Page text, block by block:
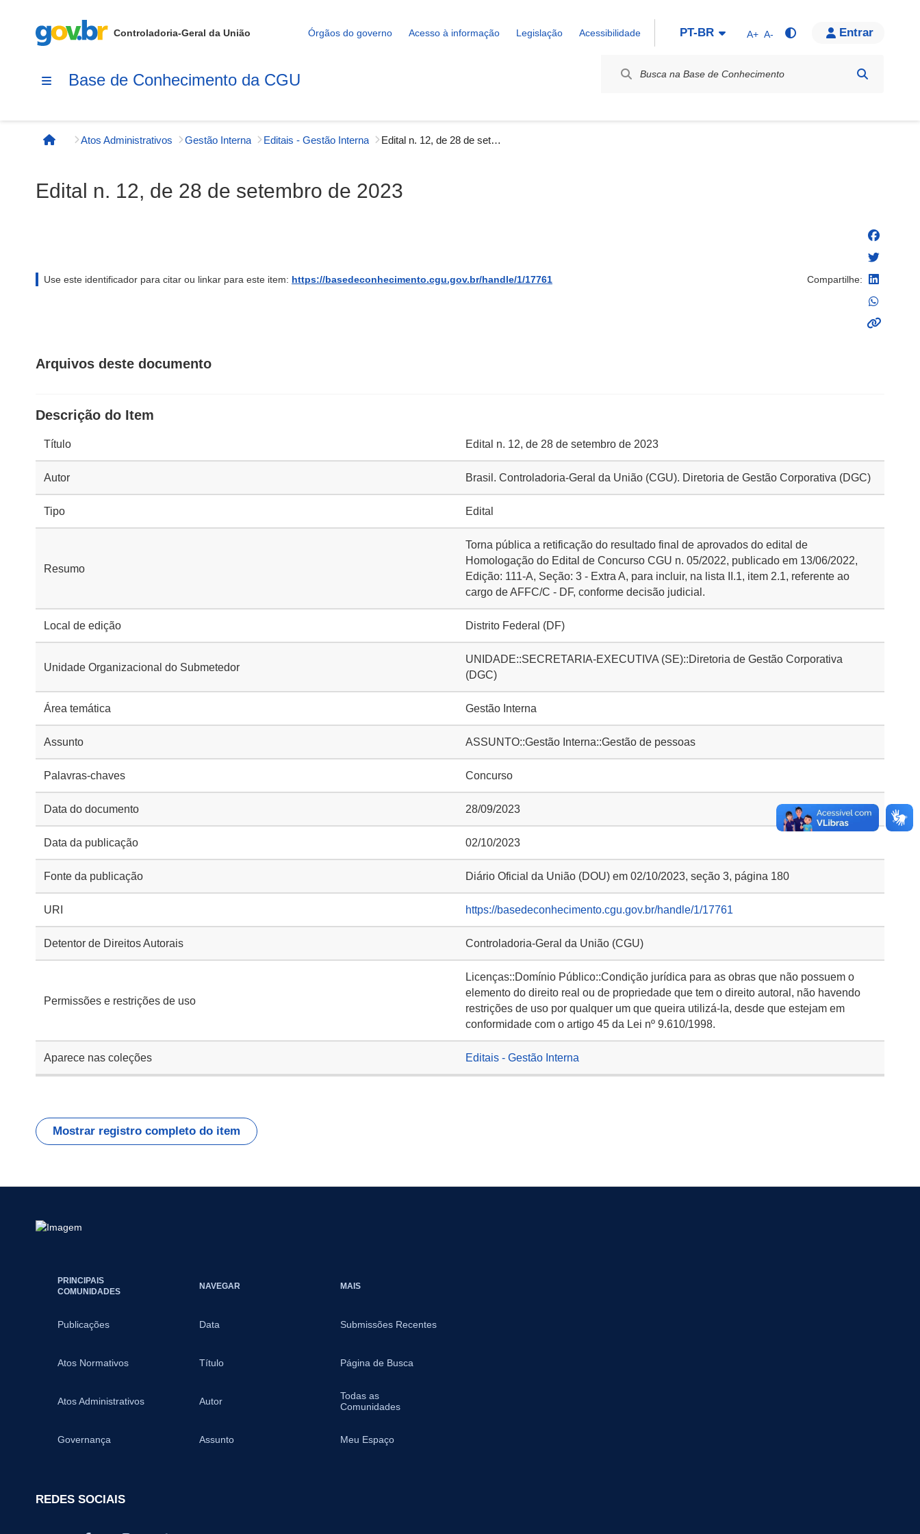
Controladoria-Geral da União Órgãos do governo Acesso à informação Legislação Acessibilidade PT-BR A+ A- Entrar
Base de Conhecimento da CGU
Página inicial
Atos Administrativos Gestão Interna Editais - Gestão Interna Edital n. 12, de 28 de setembro de 2023
Edital n. 12, de 28 de setembro de 2023
Use este identificador para citar ou linkar para este item: https://basedeconhecimento.cgu.gov.br/handle/1/17761 Compartilhe:
Arquivos deste documento
Descrição do Item
Título Edital n. 12, de 28 de setembro de 2023
Autor Brasil. Controladoria-Geral da União (CGU). Diretoria de Gestão Corporativa (DGC)
Tipo Edital
Resumo
Torna pública a retificação do resultado final de aprovados do edital de
Homologação do Edital de Concurso CGU n. 05/2022, publicado em 13/06/2022,
Edição: 111-A, Seção: 3 - Extra A, para incluir, na lista II.1, item 2.1, referente ao
cargo de AFFC/C - DF, conforme decisão judicial.
Local de edição Distrito Federal (DF)
Unidade Organizacional do Submetedor
UNIDADE::SECRETARIA-EXECUTIVA (SE)::Diretoria de Gestão Corporativa
(DGC)
Área temática Gestão Interna
Assunto ASSUNTO::Gestão Interna::Gestão de pessoas
Palavras-chaves Concurso
Data do documento 28/09/2023
Data da publicação 02/10/2023
Fonte da publicação Diário Oficial da União (DOU) em 02/10/2023, seção 3, página 180
URI https://basedeconhecimento.cgu.gov.br/handle/1/17761
Detentor de Direitos Autorais Controladoria-Geral da União (CGU)
Permissões e restrições de uso
Licenças::Domínio Público::Condição jurídica para as obras que não possuem o
elemento do direito real ou de propriedade que tem o direito autoral, não havendo
restrições de uso por qualquer um que queira utilizá-la, desde que estejam em
conformidade com o artigo 45 da Lei nº 9.610/1998.
Aparece nas coleções Editais - Gestão Interna
Mostrar registro completo do item
PRINCIPAIS
COMUNIDADES
Publicações
Atos Normativos
Atos Administrativos
Governança
NAVEGAR
Data
Título
Autor
Assunto
MAIS
Submissões Recentes
Página de Busca
Todas as
Comunidades
Meu Espaço
REDES SOCIAIS